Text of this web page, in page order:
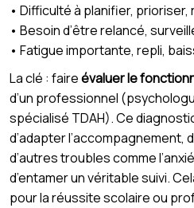
• Difficulté à planifier,
• Besoin d’être relancé,
• Fatigue importante, repli,
La clé : faireévaluer le
d’un professionnel
spécialisé TDAH). Ce
d’adapter l’accompagnement,
d’autres troubles comme
d’entamer un véritable suivi.
pour la réussite scolaire ou